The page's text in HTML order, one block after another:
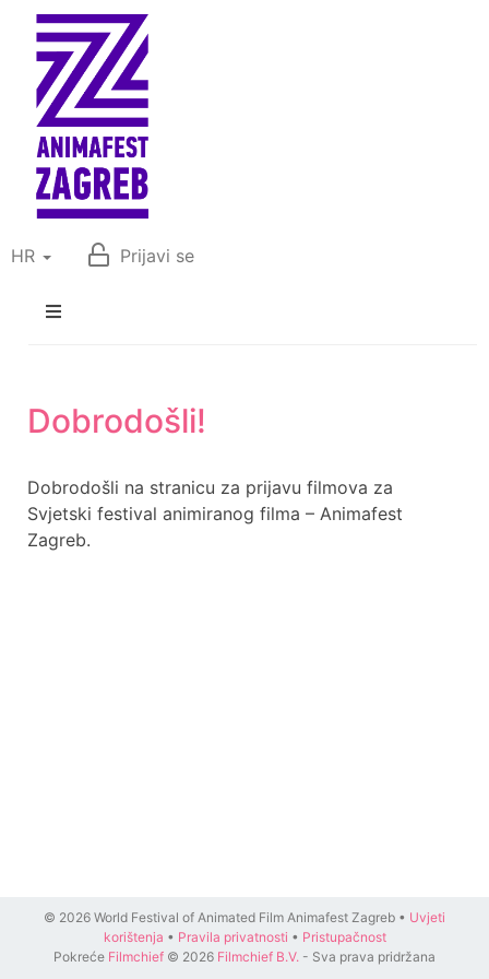
HR Prijavi se
Dobrodošli!
Dobrodošli na stranicu za prijavu filmova za
Svjetski festival animiranog filma – Animafest
Zagreb.
© 2026 World Festival of Animated Film Animafest Zagreb • Uvjeti
korištenja • Pravila privatnosti • Pristupačnost
Pokreće Filmchief © 2026 Filmchief B.V. - Sva prava pridržana